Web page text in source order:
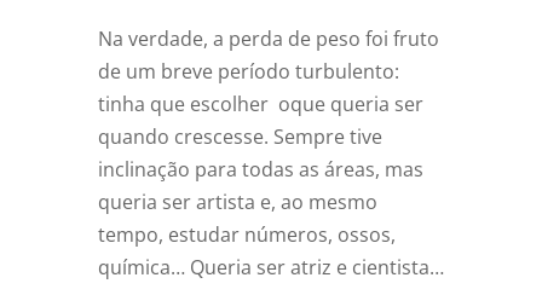
Na verdade, a perda de peso foi fruto
de um breve período turbulento:
tinha que escolher oque queria ser
quando crescesse. Sempre tive
inclinação para todas as áreas, mas
queria ser artista e, ao mesmo
tempo, estudar números, ossos,
química… Queria ser atriz e cientista…